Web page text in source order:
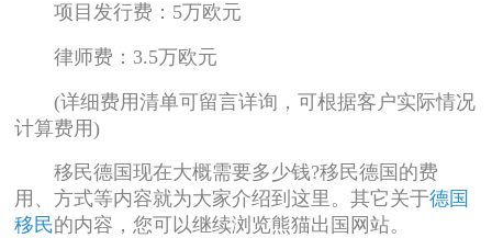
项目发行费：5万欧元
律师费：3.5万欧元
(详细费用清单可留言详询，可根据客户实际情况
计算费用)
移民德国现在大概需要多少钱?移民德国的费
用、方式等内容就为大家介绍到这里。其它关于德国
移民的内容，您可以继续浏览熊猫出国网站。